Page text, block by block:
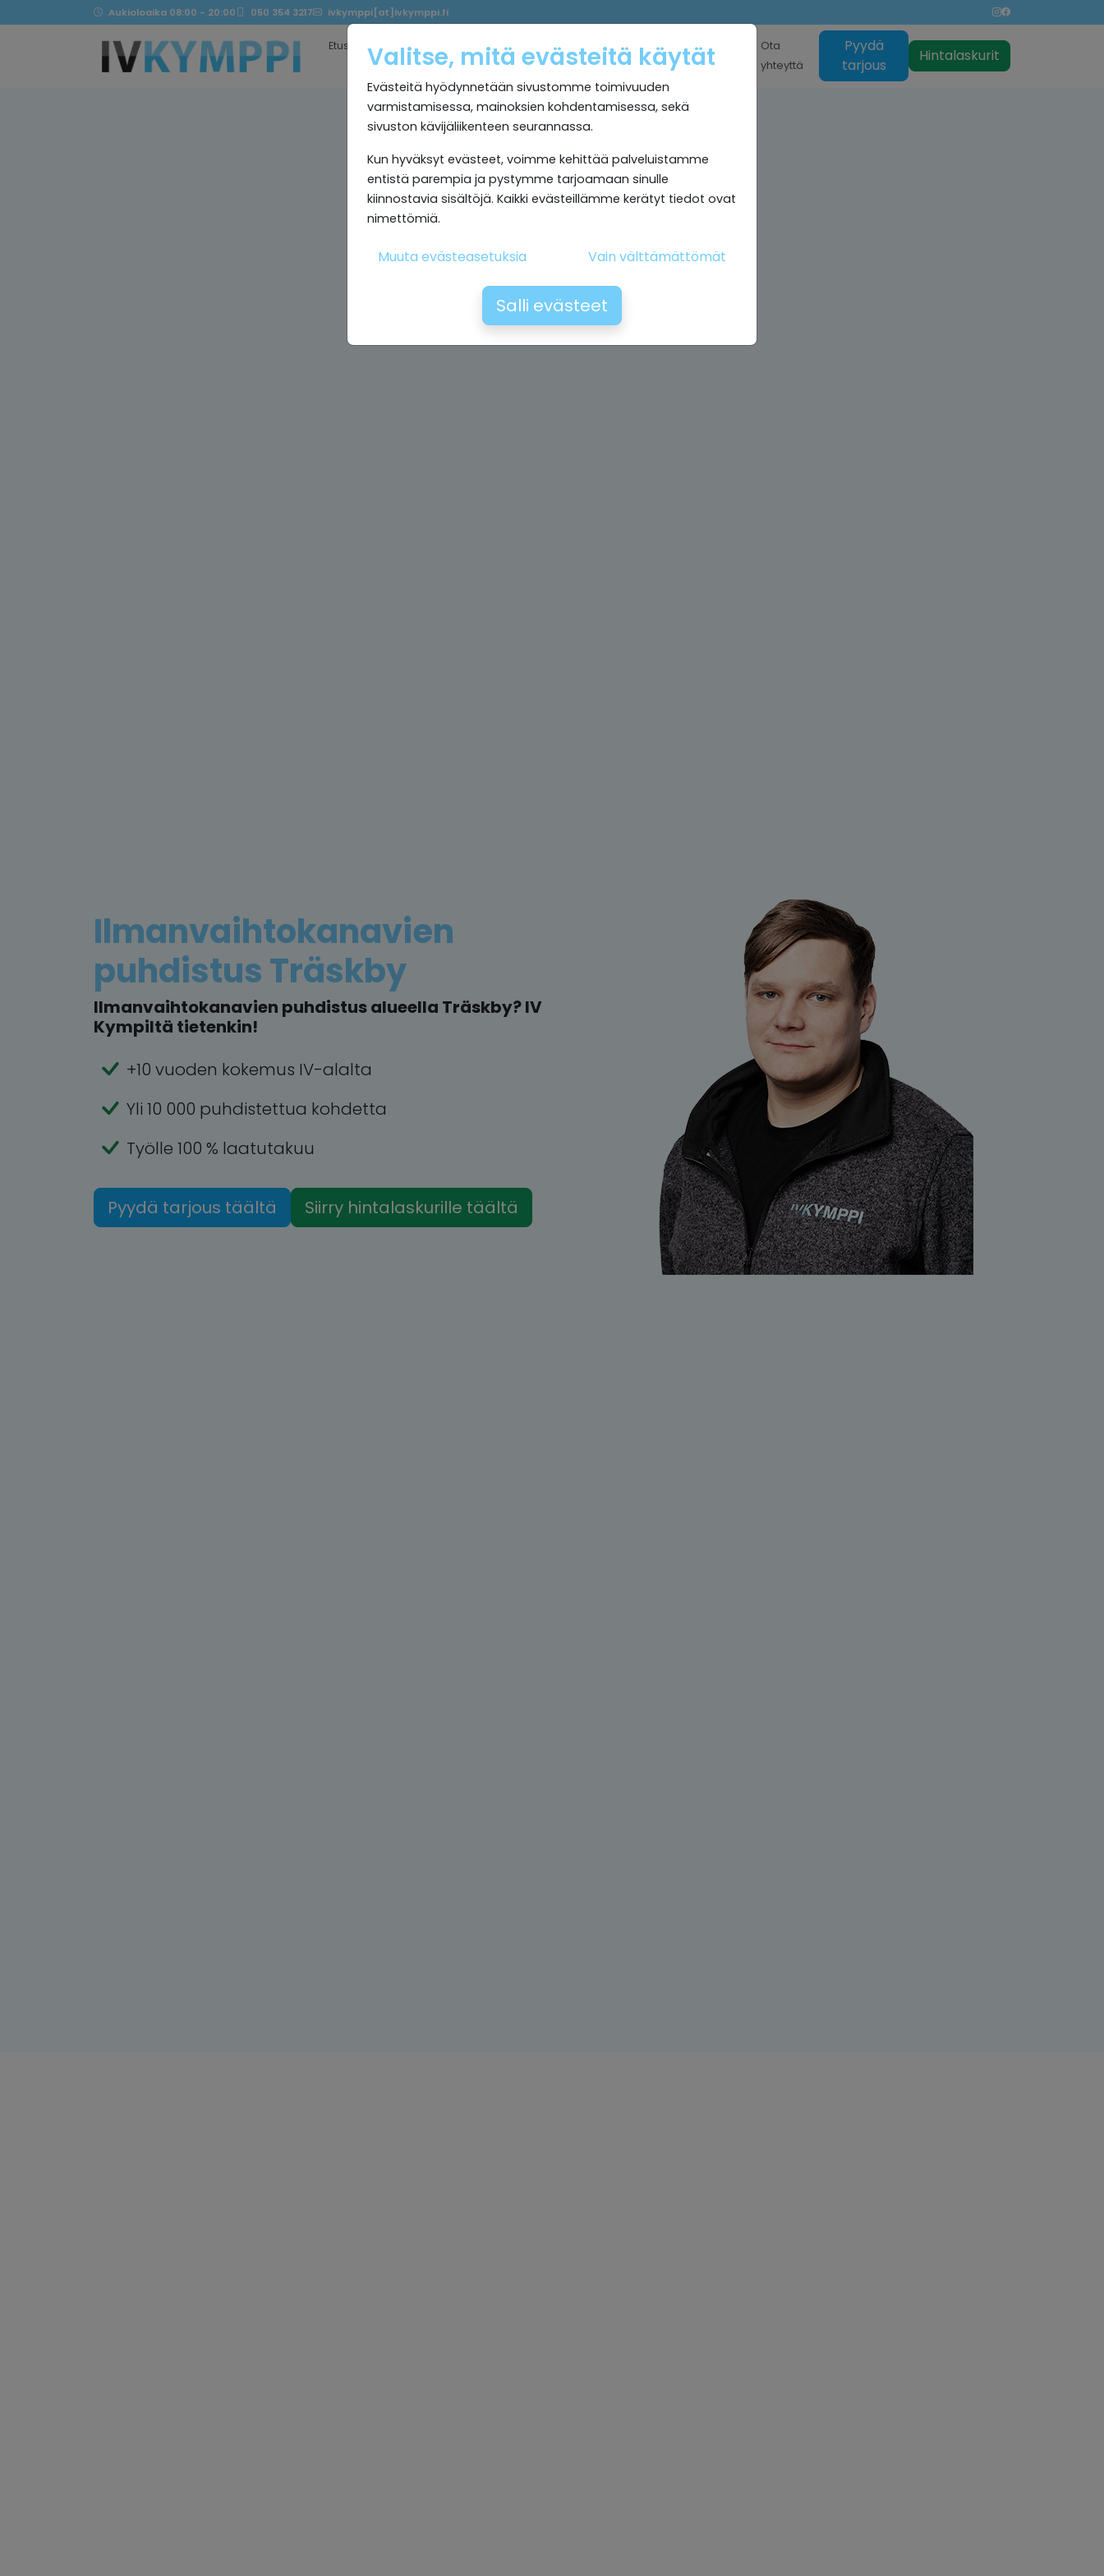
Aukioloaika 08:00 - 20:00 050 354 3217 ivkymppi[at]ivkymppi.fi
Etusivu Palvelumme
Ultrapuhdas
sisäilma
Kymppi
Kokemuksia Rekrytointi
Ota
yhteyttä
Pyydä
tarjous
Hintalaskurit
Ilmanvaihtokanavien
puhdistus Träskby
Ilmanvaihtokanavien puhdistus alueella Träskby? IV
Kympiltä tietenkin!
+10 vuoden kokemus IV-alalta
Yli 10 000 puhdistettua kohdetta
Työlle 100 % laatutakuu
Pyydä tarjous täältä Siirry hintalaskurille täältä
Valitse, mitä evästeitä käytät
Evästeitä hyödynnetään sivustomme toimivuuden
varmistamisessa, mainoksien kohdentamisessa, sekä
sivuston kävijäliikenteen seurannassa.
Kun hyväksyt evästeet, voimme kehittää palveluistamme
entistä parempia ja pystymme tarjoamaan sinulle
kiinnostavia sisältöjä. Kaikki evästeillämme kerätyt tiedot ovat
nimettömiä.
Muuta evästeasetuksia Vain välttämättömät
Salli evästeet